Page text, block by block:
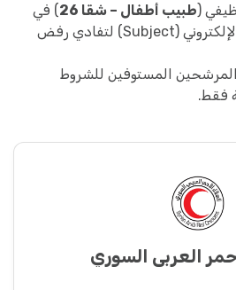
(طبيب أطفال – شقا 26
) في
خانة موضوع البريد الإلكتروني (Subject) لتفادي رفض
المستوفين للشروط
فقط.
العربي السوري